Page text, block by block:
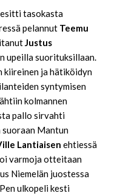
esitti tasokasta
pelannut Teemu
Justus
upeilla suorituksillaan.
kiireinen ja hätiköidyn
syntymisen
kolmannen
pallo sirvahti
Mantun
Lantiaisen ehtiessä
varmoja otteitaan
Niemelän juostessa
ulkopeli kesti